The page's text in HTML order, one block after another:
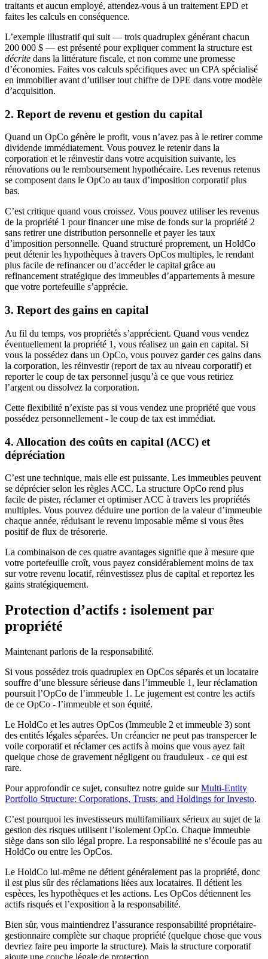
traitants et aucun employé, attendez-vous à un traitement EPD et
faites les calculs en conséquence.
L’exemple illustratif qui suit — trois quadruplex générant chacun
200 000 $ — est présenté pour expliquer comment la structure est
décrite dans la littérature fiscale, et non comme une promesse
d’économies. Faites vos calculs spécifiques avec un CPA spécialisé
en immobilier avant d’utiliser tout chiffre de DPE dans votre modèle
d’acquisition.
2. Report de revenu et gestion du capital
Quand un OpCo génère le profit, vous n’avez pas à le retirer comme
dividende immédiatement. Vous pouvez le retenir dans la
corporation et le réinvestir dans votre acquisition suivante, les
rénovations ou le remboursement hypothécaire. Les revenus retenus
se composent dans le OpCo au taux d’imposition corporatif plus
bas.
C’est critique quand vous croissez. Vous pouvez utiliser les revenus
de la propriété 1 pour financer une mise de fonds sur la propriété 2
sans retirer une distribution personnelle et payer les taux
d’imposition personnelle. Quand structuré proprement, un HoldCo
peut détenir les hypothèques à travers OpCos multiples, le rendant
plus facile de refinancer ou d’accéder le capital grâce au
refinancement stratégique des immeubles d’appartements à mesure
que votre portefeuille s’apprécie.
3. Report des gains en capital
Au fil du temps, vos propriétés s’apprécient. Quand vous vendez
éventuellement la propriété 1, vous réalisez un gain en capital. Si
vous la possédez dans un OpCo, vous pouvez garder ces gains dans
la corporation, les réinvestir (report de tax au niveau corporatif) et
reporter le coup de tax personnel jusqu’à ce que vous retiriez
l’argent ou dissolvez la corporation.
Cette flexibilité n’existe pas si vous vendez une propriété que vous
possédez personnellement - le coup de tax est immédiat.
4. Allocation des coûts en capital (ACC) et
dépréciation
C’est une technique, mais elle est puissante. Les immeubles peuvent
se déprécier selon les règles ACC. La structure OpCo rend plus
facile de pister, réclamer et optimiser ACC à travers les propriétés
multiples. Vous pouvez déduire une portion de la valeur d’immeuble
chaque année, réduisant le revenu imposable même si vous êtes
positif de flux de trésorerie.
La combinaison de ces quatre avantages signifie que à mesure que
votre portefeuille croît, vous payez considérablement moins de tax
sur votre revenu locatif, réinvestissez plus de capital et reportez les
gains stratégiquement.
Protection d’actifs : isolement par
propriété
Maintenant parlons de la responsabilité.
Si vous possédez trois quadruplex en OpCos séparés et un locataire
souffre d’une blessure sérieuse dans l’immeuble 1, leur réclamation
poursuit l’OpCo de l’immeuble 1. Le jugement est contre les actifs
de ce OpCo - l’immeuble et son équité.
Le HoldCo et les autres OpCos (Immeuble 2 et immeuble 3) sont
des entités légales séparées. Un créancier ne peut pas transpercer le
voile corporatif et réclamer ces actifs à moins que vous ayez fait
quelque chose de gravement négligent ou frauduleux - ce qui est
rare.
Pour approfondir ce sujet, consultez notre guide surMulti-Entity
Portfolio Structure: Corporations, Trusts, and Holdings for Investo.
C’est pourquoi les investisseurs multifamiliaux sérieux au sujet de la
gestion des risques utilisent l’isolement OpCo. Chaque immeuble
siège dans son silo légal propre. La responsabilité ne s’écoule pas au
HoldCo ou entre les OpCos.
Le HoldCo lui-même ne détient généralement pas la propriété, donc
il est plus sûr des réclamations liées aux locataires. Il détient les
espèces, les hypothèques et les actions. Les OpCos détiennent les
actifs risqués et l’exposition à la responsabilité.
Bien sûr, vous maintiendrez l’assurance responsabilité propriétaire-
gestionnaire complète sur chaque propriété (quelque chose que vous
devriez faire peu importe la structure). Mais la structure corporatif
ajoute une couche légale de protection.